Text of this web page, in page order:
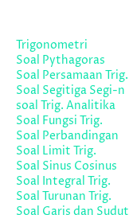
Trigonometri
Soal Pythagoras
Soal Persamaan Trig.
Soal Segitiga Segi-n
soal Trig. Analitika
Soal Fungsi Trig.
Soal Perbandingan
Soal Limit Trig.
Soal Sinus Cosinus
Soal Integral Trig.
Soal Turunan Trig.
Soal Garis dan Sudut